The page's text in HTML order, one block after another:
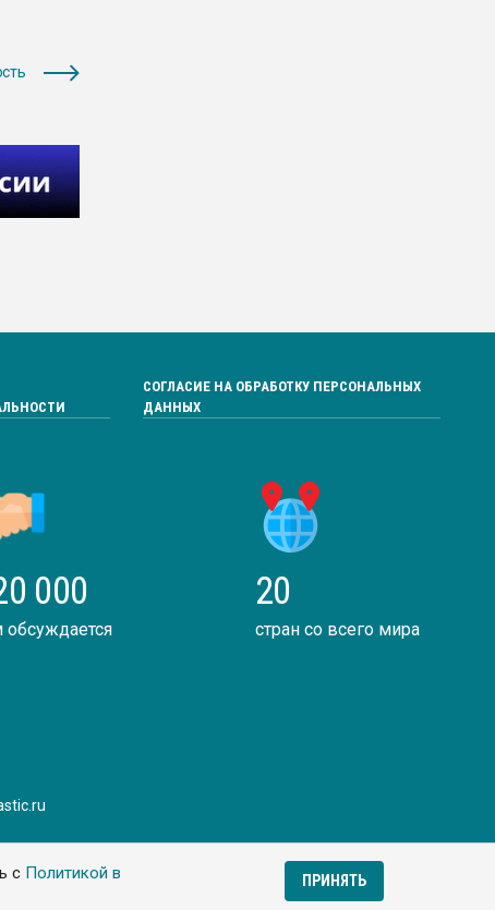
с Политикой в
ПРИНЯТЬ
СОГЛАСИЕ НА ОБРАБОТКУ ПЕРСОНАЛЬНЫХ
ДАННЫХ
000
обсуждается
20
стран со всего мира